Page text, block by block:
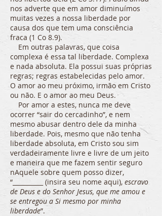
nos adverte que em amor diminuímos
muitas vezes a nossa liberdade por
causa dos que tem uma consciência
fraca (1 Co 8.9).
Em outras palavras, que coisa
complexa é essa tal liberdade. Complexa
e nada absoluta. Ela possui suas próprias
regras; regras estabelecidas pelo amor.
O amor ao meu próximo, irmão em Cristo
ou não. E o amor ao meu Deus.
Por amor a estes, nunca me deve
ocorrer “sair do cercadinho”, e nem
mesmo abusar dentro dele da minha
liberdade. Pois, mesmo que não tenha
liberdade absoluta, em Cristo sou sim
verdadeiramente livre e livre de um jeito
e maneira que me fazem sentir seguro
nAquele sobre quem posso dizer,
“__________ (insira seu nome aqui), escravo
de Deus e do Senhor Jesus, que me amou e
se entregou a Si mesmo por minha
liberdade”.